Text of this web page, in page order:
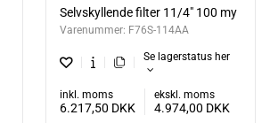
Selvskyllende filter 11/4" 100 my
Varenummer: F76S-114AA
Se lagerstatus her
inkl. moms
6.217,50 DKK
ekskl. moms
4.974,00 DKK